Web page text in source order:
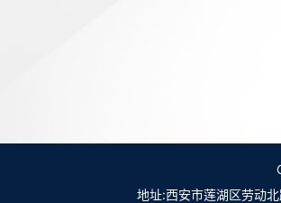
地址:西安市莲湖区劳动